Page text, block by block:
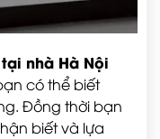
nhà Hà Nội
có thể biết
Đồng thời bạn
biết và lựa